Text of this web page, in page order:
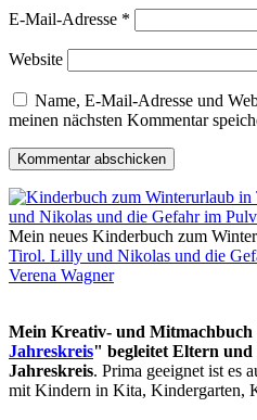
E-Mail-Adresse *
Website
Name, E-Mail-Adresse und
meinen nächsten Kommentar
Mein neues Kinderbuch zum
Tirol. Lilly und Nikolas und die
Verena Wagner
Mein Kreativ- und Mitmachbuch
Jahreskreis" begleitet Eltern
Jahreskreis. Prima geeignet ist es
mit Kindern in Kita, Kindergarten,